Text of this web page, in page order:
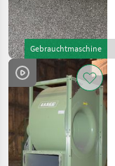
Gebrauchtmaschine